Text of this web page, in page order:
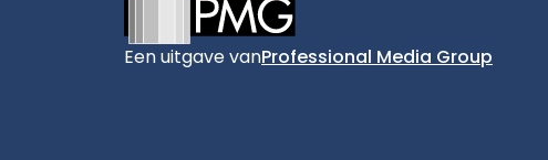
Een uitgave vanProfessional Media Group